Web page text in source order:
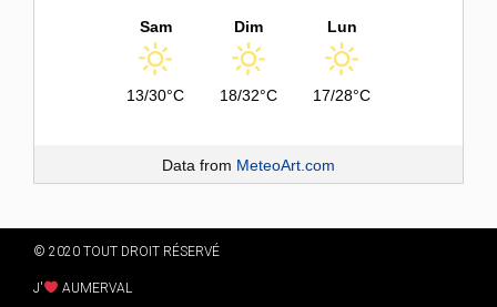
Sam
13/30°C
Dim
18/32°C
Lun
17/28°C
Data from MeteoArt.com
© 2020 TOUT DROIT RÉSERVÉ
J' AUMERVAL